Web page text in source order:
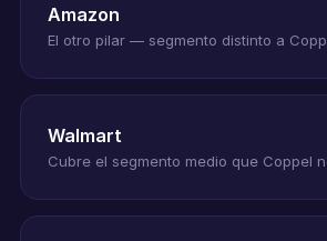
Amazon
El otro pilar — segmento distinto a
Walmart
Cubre el segmento medio que Coppel